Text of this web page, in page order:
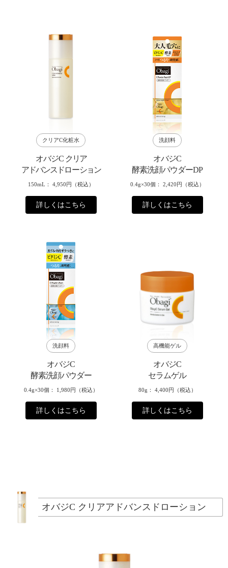
クリアC化粧水
オバジC クリア
アドバンスドローション
150mL 4,950円（税込）
詳しくはこちら
洗顔料
オバジC
酵素洗顔パウダーDP
0.4g×30個 2,420円（税込）
詳しくはこちら
洗顔料
オバジC
酵素洗顔パウダー
0.4g×30個 1,980円（税込）
詳しくはこちら
高機能ゲル
オバジC
セラムゲル
80g 4,400円（税込）
詳しくはこちら
オバジC クリアアドバンスドローション